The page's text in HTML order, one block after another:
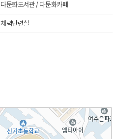
다문화도서관 / 다문화카페
체력단련실